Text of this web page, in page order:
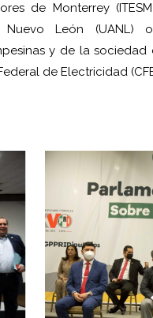
de Monterrey
León (UANL)
y de la sociedad
de Electricidad